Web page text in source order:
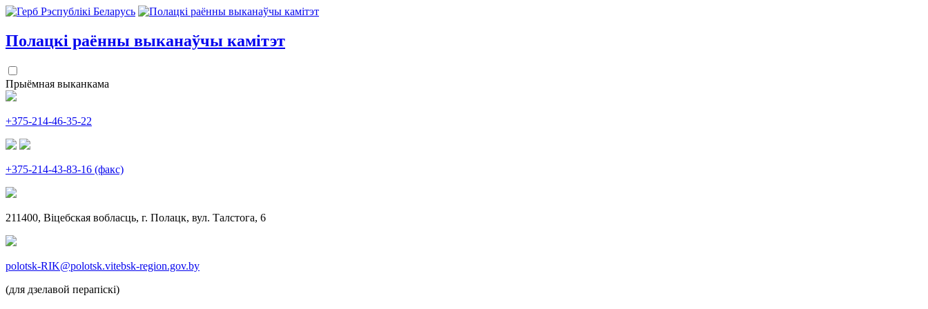
Полацкі раённы выканаўчы камітэт
Прыёмная выканкама
+375-214-46-35-22
+375-214-43-83-16 (факс)
211400, Віцебская вобласць, г. Полацк, вул. Талстога, 6
polotsk-RIK@polotsk.vitebsk-region.gov.by
(для дзелавой перапіскі)